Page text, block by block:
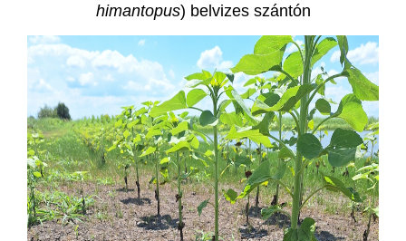
himantopus) belvizes szántón